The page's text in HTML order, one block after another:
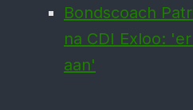
Bondscoach
na CDI Exloo:
aan'